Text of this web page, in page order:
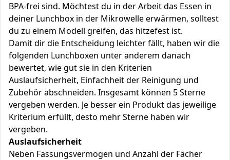
BPA-frei sind. Möchtest du in der Arbeit das Essen in
deiner Lunchbox in der Mikrowelle erwärmen, solltest
du zu einem Modell greifen, das hitzefest ist.
Damit dir die Entscheidung leichter fällt, haben wir die
folgenden Lunchboxen unter anderem danach
bewertet, wie gut sie in den Kriterien
Auslaufsicherheit, Einfachheit der Reinigung und
Zubehör abschneiden. Insgesamt können 5 Sterne
vergeben werden. Je besser ein Produkt das jeweilige
Kriterium erfüllt, desto mehr Sterne haben wir
vergeben.
Auslaufsicherheit
Neben Fassungsvermögen und Anzahl der Fächer